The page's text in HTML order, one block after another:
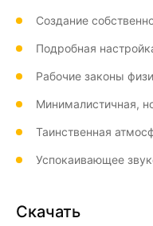
Создание
Подробная
Рабочие законы
Минималистичная,
Таинственная
Успокаивающее
Скачать